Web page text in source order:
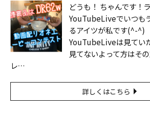
どうも！ ちゃんです！
YouTubeLiveでいつも
るアイツが私です(^-^)
YouTubeLiveは見てい
見てないよって方はそ
レ…
詳しくはこちら